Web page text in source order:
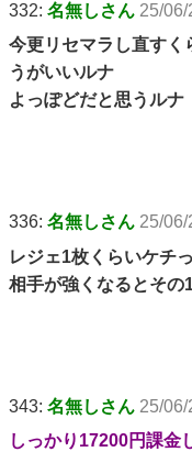
332: 名無しさん 25/
今更リセマラし直すく
うがいいルナ
よっぽどだと思うルナ
336: 名無しさん 25/06/
レジェ1枚くらいケチ
相手が強くなるとその
343: 名無しさん 25/
しっかり17200円課金